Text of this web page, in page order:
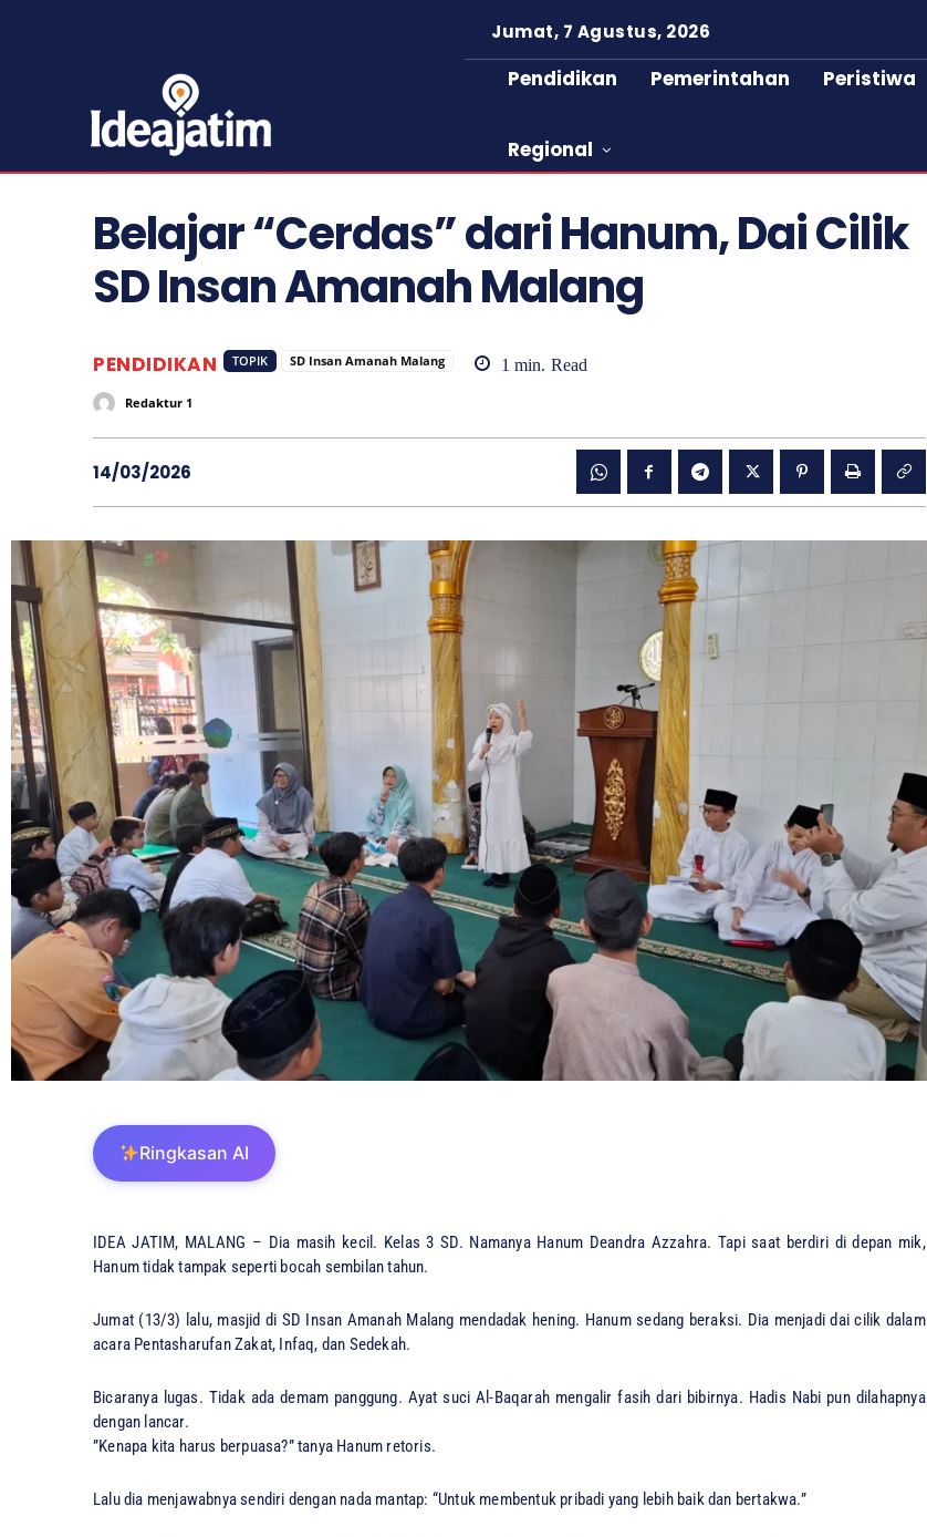
Jumat, 7 Agustus, 2026
Pendidikan Pemerintahan Peristiwa
Regional
Belajar “Cerdas” dari Hanum, Dai Cilik
SD Insan Amanah Malang
PENDIDIKAN TOPIK SD Insan Amanah Malang 1 min. Read
Redaktur 1
14/03/2026
Ringkasan AI
IDEA JATIM, MALANG – ​Dia masih kecil. Kelas 3 SD. Namanya Hanum Deandra Azzahra. Tapi saat berdiri di depan mik,
Hanum tidak tampak seperti bocah sembilan tahun.
​Jumat (13/3) lalu, masjid di SD Insan Amanah Malang mendadak hening. Hanum sedang beraksi. Dia menjadi dai cilik dalam
acara Pentasharufan Zakat, Infaq, dan Sedekah.
​Bicaranya lugas. Tidak ada demam panggung. Ayat suci Al-Baqarah mengalir fasih dari bibirnya. Hadis Nabi pun dilahapnya
dengan lancar.
​”Kenapa kita harus berpuasa?” tanya Hanum retoris.
​Lalu dia menjawabnya sendiri dengan nada mantap: “Untuk membentuk pribadi yang lebih baik dan bertakwa.”